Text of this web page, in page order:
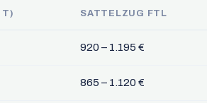
T) SATTELZUG FTL
920 – 1.195 €
865 – 1.120 €